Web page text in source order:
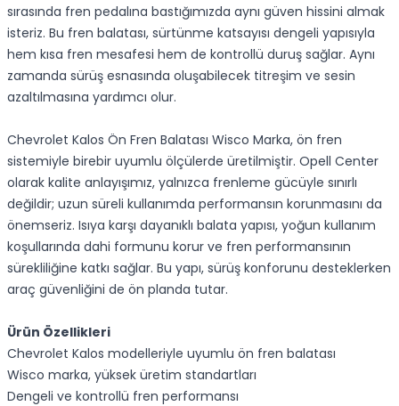
sırasında fren pedalına bastığımızda aynı güven hissini almak
isteriz. Bu fren balatası, sürtünme katsayısı dengeli yapısıyla
hem kısa fren mesafesi hem de kontrollü duruş sağlar. Aynı
zamanda sürüş esnasında oluşabilecek titreşim ve sesin
azaltılmasına yardımcı olur.
Chevrolet Kalos Ön Fren Balatası Wisco Marka, ön fren
sistemiyle birebir uyumlu ölçülerde üretilmiştir. Opell Center
olarak kalite anlayışımız, yalnızca frenleme gücüyle sınırlı
değildir; uzun süreli kullanımda performansın korunmasını da
önemseriz. Isıya karşı dayanıklı balata yapısı, yoğun kullanım
koşullarında dahi formunu korur ve fren performansının
sürekliliğine katkı sağlar. Bu yapı, sürüş konforunu desteklerken
araç güvenliğini de ön planda tutar.
Ürün Özellikleri
Chevrolet Kalos modelleriyle uyumlu ön fren balatası
Wisco marka, yüksek üretim standartları
Dengeli ve kontrollü fren performansı